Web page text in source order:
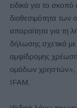
ειδικά για το σκοπό
διαθεσιμότητα των
απαραίτητα για τη
δήλωσης σχετικά με
αμφίδρομης
ομάδων χρηστών»,
IFAM.